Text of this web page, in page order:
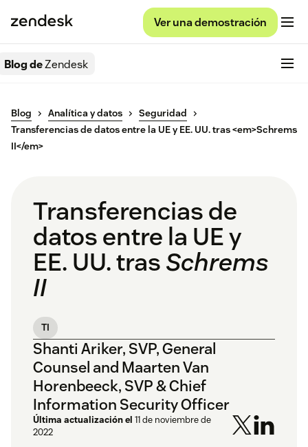
Ver una demostración
Blog deZendesk
Blog Analítica y datos
Seguridad
Transferencias de datos entre la UE y EE. UU. tras <em>Schrems
II</em>
Transferencias de
datos entre la UE y
EE. UU. trasSchrems
II
TI
Shanti Ariker, SVP, General
Counsel and Maarten Van
Horenbeeck, SVP & Chief
Information Security Officer
Última actualización el 11 de noviembre de
2022